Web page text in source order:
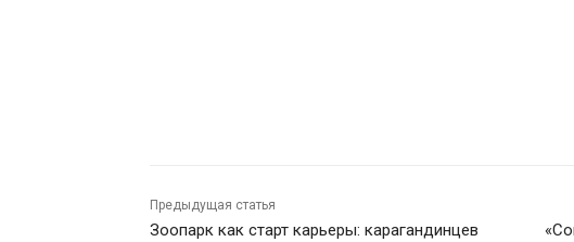
Предыдущая статья
Зоопарк как старт карьеры: карагандинцев